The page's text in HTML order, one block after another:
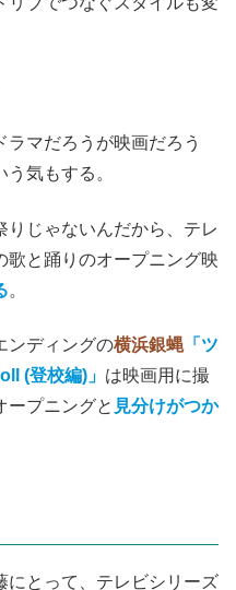
マだろうが映画だろう
う気もする。
りじゃないんだから、テレ
歌と踊りのオープニング映
。
ンディングの横浜銀蝿「ツ
(登校編)」 は映画用に撮
ープニングと 見分けがつか
にとって、テレビシリーズ